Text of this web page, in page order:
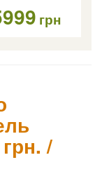
грн
/